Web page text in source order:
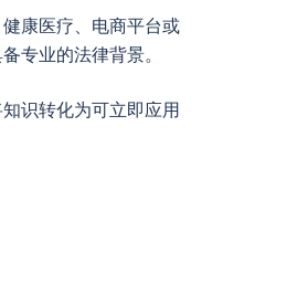
康医疗、电商平台或
专业的法律背景。
识转化为可立即应用